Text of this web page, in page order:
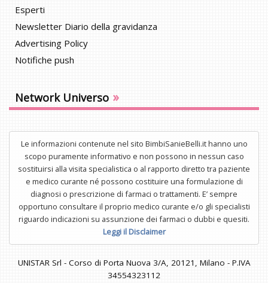
Esperti
Newsletter Diario della gravidanza
Advertising Policy
Notifiche push
Network Universo »
Le informazioni contenute nel sito BimbiSanieBelli.it hanno uno
scopo puramente informativo e non possono in nessun caso
sostituirsi alla visita specialistica o al rapporto diretto tra paziente
e medico curante né possono costituire una formulazione di
diagnosi o prescrizione di farmaci o trattamenti. E’ sempre
opportuno consultare il proprio medico curante e/o gli specialisti
riguardo indicazioni su assunzione dei farmaci o dubbi e quesiti.
Leggi il Disclaimer
UNISTAR Srl - Corso di Porta Nuova 3/A, 20121, Milano - P.IVA
34554323112